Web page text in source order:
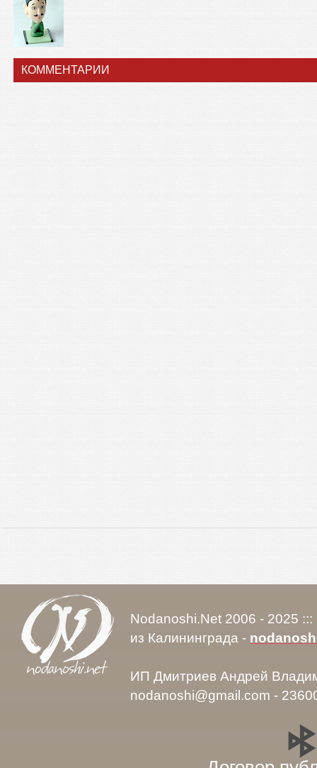
КОММЕНТАРИИ
Nodanoshi.Net 2006 - 2025
из Калининграда -
ИП Дмитриев Андрей
nodanoshi@gmail.com -